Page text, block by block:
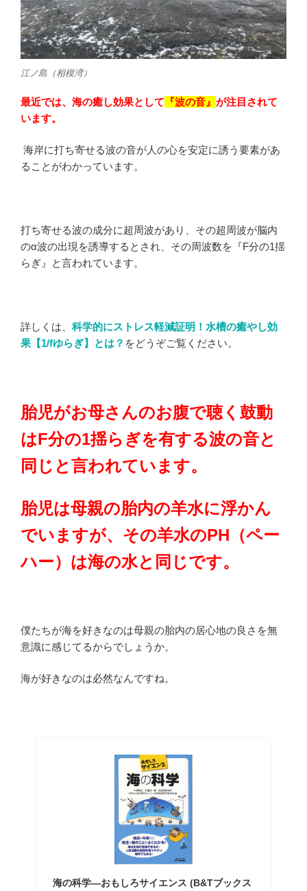
江ノ島（相模湾）
最近では、海の癒し効果として 『波の音』 が注目されて
います。
海岸に打ち寄せる波の音が人の心を安定に誘う要素があ
ることがわかっています。
打ち寄せる波の成分に超周波があり、その超周波が脳内
のα波の出現を誘導するとされ、その周波数を『F分の1揺
らぎ』と言われています。
詳しくは、 科学的にストレス軽減証明！水槽の癒やし効
果【1/fゆらぎ】とは？ をどうぞご覧ください。
胎児がお母さんのお腹で聴く鼓動
はF分の1揺らぎを有する波の音と
同じと言われています。
胎児は母親の胎内の羊水に浮かん
でいますが、その羊水のPH（ペー
ハー）は海の水と同じです。
僕たちが海を好きなのは母親の胎内の居心地の良さを無
意識に感じてるからでしょうか。
海が好きなのは必然なんですね。
海の科学―おもしろサイエンス (B&Tブックス